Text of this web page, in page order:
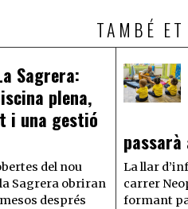
TAMBÉ
Sagrera:
plena,
i una gestió
del nou
Sagrera obriran
després
La llar
carrer
formant